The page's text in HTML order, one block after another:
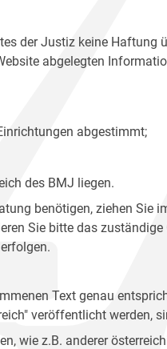
der Justiz keine Haftung
abgelegten
abgestimmt;
des BMJ liegen.
benötigen, ziehen Sie
Sie bitte das
Text genau
veröffentlicht werden,
wie z.B. anderer